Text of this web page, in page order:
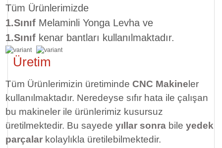
Tüm Ürünlerimizde
1.Sınıf Melaminli Yonga Levha ve
1.Sınıf kenar bantları kullanılmaktadır.
Üretim
Tüm Ürünlerimizin üretiminde CNC Makineler
kullanılmaktadır. Neredeyse sıfır hata ile çalışan
bu makineler ile ürünlerimiz kusursuz
üretilmektedir. Bu sayede yıllar sonra bile yedek
parçalar kolaylıkla üretilebilmektedir.